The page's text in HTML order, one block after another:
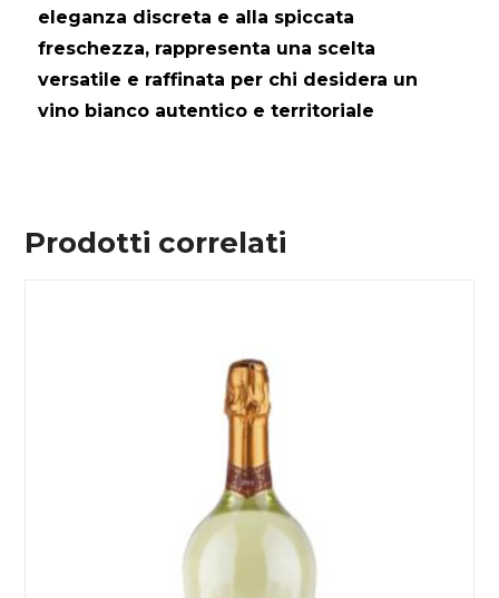
eleganza discreta e alla spiccata
freschezza, rappresenta una scelta
versatile e raffinata per chi desidera un
vino bianco autentico e territoriale
Prodotti correlati